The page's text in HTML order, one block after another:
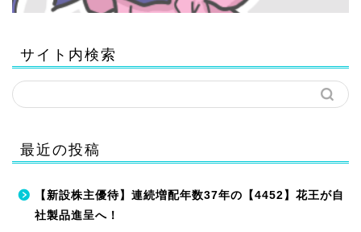
サイト内検索
最近の投稿
【新設株主優待】連続増配年数37年の【4452】花王が自
社製品進呈へ！